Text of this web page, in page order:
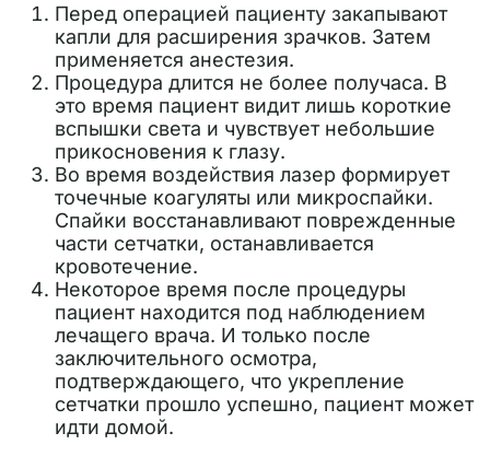
Перед операцией пациенту закапывают
капли для расширения зрачков. Затем
применяется анестезия.
Процедура длится не более получаса. В
это время пациент видит лишь короткие
вспышки света и чувствует небольшие
прикосновения к глазу.
Во время воздействия лазер формирует
точечные коагуляты или микроспайки.
Спайки восстанавливают поврежденные
части сетчатки, останавливается
кровотечение.
Некоторое время после процедуры
пациент находится под наблюдением
лечащего врача. И только после
заключительного осмотра,
подтверждающего, что укрепление
сетчатки прошло успешно, пациент может
идти домой.